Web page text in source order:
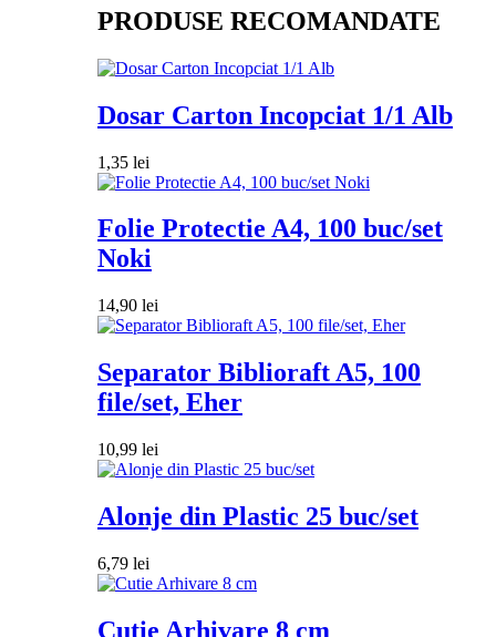
PRODUSE RECOMANDATE
Dosar Carton Incopciat 1/1 Alb
1,35 lei
Folie Protectie A4, 100 buc/set
Noki
14,90 lei
Separator Biblioraft A5, 100
file/set, Eher
10,99 lei
Alonje din Plastic 25 buc/set
6,79 lei
Cutie Arhivare 8 cm